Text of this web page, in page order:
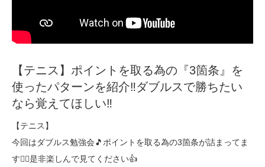
【テニス】ポイントを取る為の『3箇条』を
使ったパターンを紹介‼︎ダブルスで勝ちたい
なら覚えてほしい‼︎
【テニス】
今回はダブルス勉強会🎵ポイントを取る為の3箇条が詰まってま
す🙆‍♂️是非楽しんで見てください👍